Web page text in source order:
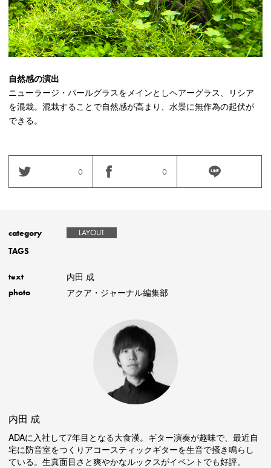
自然感の演出
ニューラージ・パールグラスをメインとしヘアーグラス、リシア
を混栽。混栽することで自然感が高まり、水景に無作為の起伏が
できる。
0 0
category LAYOUT
TAGS
text 内田 成
photo アクア・ジャーナル編集部
内田 成
ADAに入社して7年目となる大食漢。ギター演奏が趣味で、最近自
宅に防音室をつくりアコースティックギターを生音で掻き鳴らし
ている。生真面目さと爽やかなルックスがイベントでも好評。